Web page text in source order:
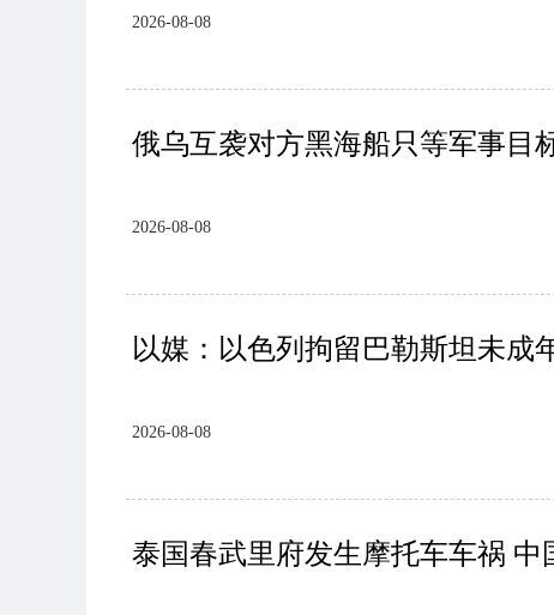
2026-08-08
俄乌互袭对方黑海船只等军事目
2026-08-08
以媒：以色列拘留巴勒斯坦未成
2026-08-08
泰国春武里府发生摩托车车祸 中